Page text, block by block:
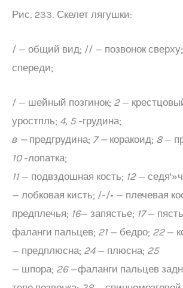
Рис. 233. Скелет лягушки:
/ — общий вид; // — позвонок
спереди;
/ — шейный позгинок; 2—
уростпль; 4, 5-грудина;
в —предгрудина; 7 —коракоид; 8—
10-лопатка;
11— подвздошная кость; 12—
— лобковая кисть; /-/• — плечевая
предплечья; 16— запястье; 17—
фаланги пальцев; 21— бедро; 22—
— предплюсна; 24— плюсна; 25
— шпора; 26—фаланги пальцев